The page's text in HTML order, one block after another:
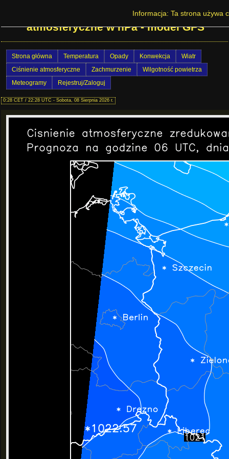
Prognoza pogody w Polsce - Ciśnienie
atmosferyczne w hPa - model GFS
Strona główna Temperatura Opady Konwekcja
Wiatr
Ciśnienie atmosferyczne
Zachmurzenie
Wilgotność powietrza
Meteogramy
Rejestruj/Zaloguj
0:28 CET / 22:28 UTC - Sobota, 08 Sierpnia 2026 r.
Informacja: Ta strona używa